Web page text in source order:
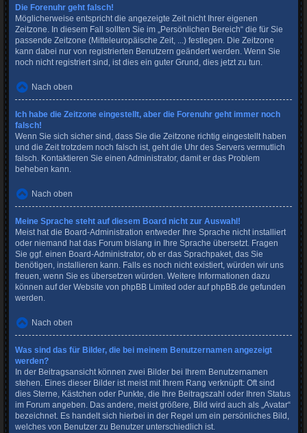
Die Forenuhr geht falsch!
Möglicherweise entspricht die angezeigte Zeit nicht Ihrer eigenen
Zeitzone. In diesem Fall sollten Sie im „Persönlichen Bereich“ die für Sie
passende Zeitzone (Mitteleuropäische Zeit, ...) festlegen. Die Zeitzone
kann dabei nur von registrierten Benutzern geändert werden. Wenn Sie
noch nicht registriert sind, ist dies ein guter Grund, dies jetzt zu tun.
Nach oben
Ich habe die Zeitzone eingestellt, aber die Forenuhr geht immer noch
falsch!
Wenn Sie sich sicher sind, dass Sie die Zeitzone richtig eingestellt haben
und die Zeit trotzdem noch falsch ist, geht die Uhr des Servers vermutlich
falsch. Kontaktieren Sie einen Administrator, damit er das Problem
beheben kann.
Nach oben
Meine Sprache steht auf diesem Board nicht zur Auswahl!
Meist hat die Board-Administration entweder Ihre Sprache nicht installiert
oder niemand hat das Forum bislang in Ihre Sprache übersetzt. Fragen
Sie ggf. einen Board-Administrator, ob er das Sprachpaket, das Sie
benötigen, installieren kann. Falls es noch nicht existiert, würden wir uns
freuen, wenn Sie es übersetzen würden. Weitere Informationen dazu
können auf der Website von phpBB Limited oder aufphpBB.de gefunden
werden.
Nach oben
Was sind das für Bilder, die bei meinem Benutzernamen angezeigt
werden?
In der Beitragsansicht können zwei Bilder bei Ihrem Benutzernamen
stehen. Eines dieser Bilder ist meist mit Ihrem Rang verknüpft: Oft sind
dies Sterne, Kästchen oder Punkte, die Ihre Beitragszahl oder Ihren Status
im Forum angeben. Das andere, meist größere, Bild wird auch als „Avatar“
bezeichnet. Es handelt sich hierbei in der Regel um ein persönliches Bild,
welches von Benutzer zu Benutzer unterschiedlich ist.